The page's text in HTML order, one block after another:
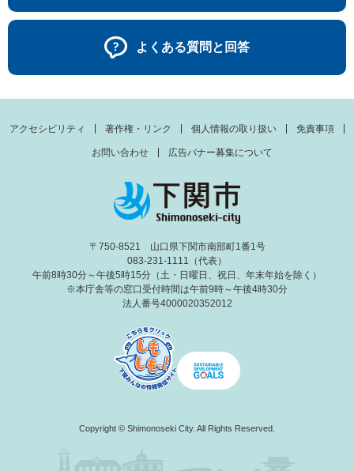
よくある質問と回答
アクセシビリティ 著作権・リンク 個人情報の取り扱い 免責事項
お問い合わせ 広告バナー募集について
〒750-8521 山口県下関市南部町1番1号
083-231-1111（代表）
午前8時30分～午後5時15分（土・日曜日、祝日、年末年始を除く）
※本庁舎等の窓口受付時間は午前9時～午後4時30分
法人番号4000020352012
Copyright © Shimonoseki City. All Rights Reserved.